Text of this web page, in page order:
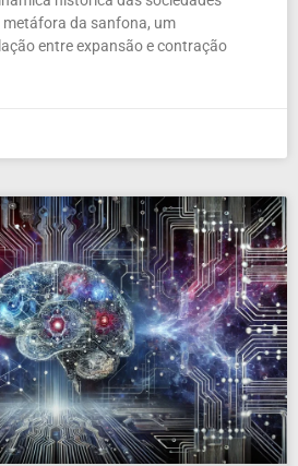
metáfora da sanfona, um
entre expansão e contração